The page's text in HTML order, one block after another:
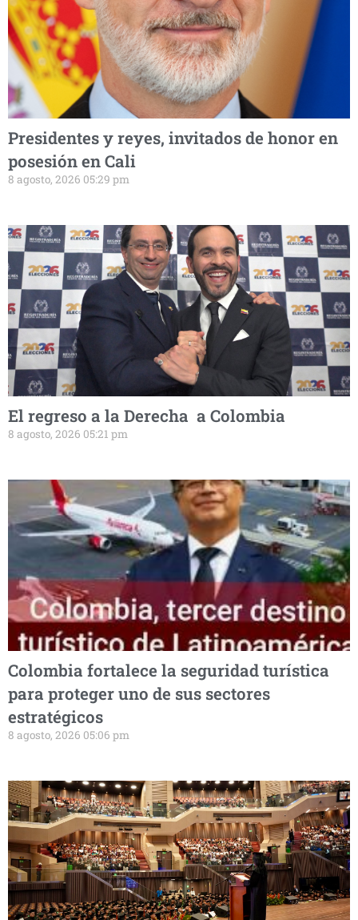
Presidentes y reyes, invitados de honor en
posesión en Cali
8 agosto, 2026 05:29 pm
El regreso a la Derecha a Colombia
8 agosto, 2026 05:21 pm
Colombia fortalece la seguridad turística
para proteger uno de sus sectores
estratégicos
8 agosto, 2026 05:06 pm